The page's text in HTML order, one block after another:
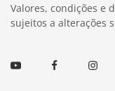
Valores, condições e
sujeitos a alterações
Youtube Facebook